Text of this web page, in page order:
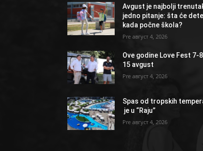
Avgust je najbolji
jedno pitanje: šta će
kada počne škola?
август 4, 2026
Ove godine Love Fest 7-
15 avgust
август 4, 2026
Spas od tropskih
je u “Raju”
август 4, 2026